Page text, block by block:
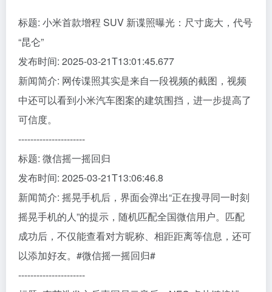
标题: 小米首款增程 SUV 新谍照曝光：尺寸庞大，代号
“昆仑”
发布时间: 2025-03-21T13:01:45.677
新闻简介: 网传谍照其实是来自一段视频的截图，视频
中还可以看到小米汽车图案的建筑围挡，进一步提高了
可信度。
----------------------
标题: 微信摇一摇回归
发布时间: 2025-03-21T13:06:46.8
新闻简介: 摇晃手机后，界面会弹出“正在搜寻同一时刻
摇晃手机的人”的提示，随机匹配全国微信用户。匹配
成功后，不仅能查看对方昵称、相距距离等信息，还可
以添加好友。#微信摇一摇回归#
----------------------